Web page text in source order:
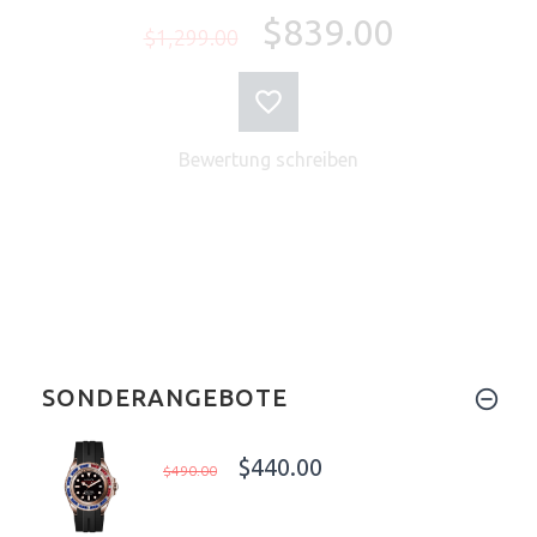
$1,299.00 $839.00
Bewertung schreiben
SONDERANGEBOTE
$490.00 $440.00